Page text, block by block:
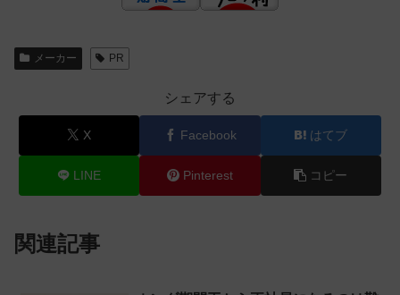
メーカー PR
シェアする
X Facebook はてブ
LINE Pinterest コピー
関連記事